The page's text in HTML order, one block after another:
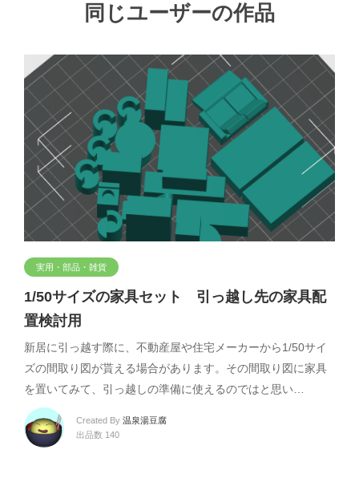
同じユーザーの作品
実用・部品・雑貨
1/50サイズの家具セット 引っ越し先の家具配
置検討用
新居に引っ越す際に、不動産屋や住宅メーカーから1/50サイ
ズの間取り図が貰える場合があります。その間取り図に家具
を置いてみて、引っ越しの準備に使えるのではと思い…
Created By 温泉湯豆腐
出品数 140